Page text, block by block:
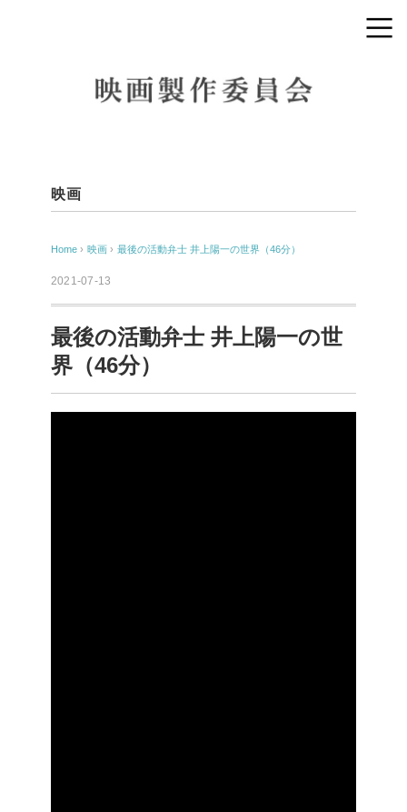
映画
Home › 映画 › 最後の活動弁士 井上陽一の世界（46分）
2021-07-13
最後の活動弁士 井上陽一の世
界（46分）